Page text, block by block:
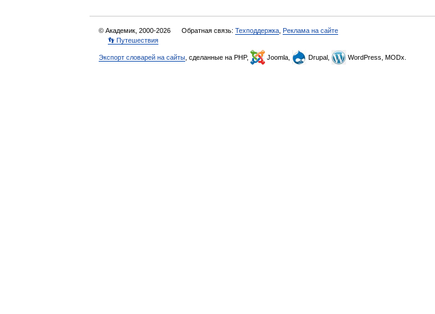
© Академик, 2000-2026 Обратная связь: Техподдержка Реклама на сайте
👣 Путешествия
Экспорт словарей на сайты , сделанные на PHP, Joomla, Drupal, WordPress, MODx.